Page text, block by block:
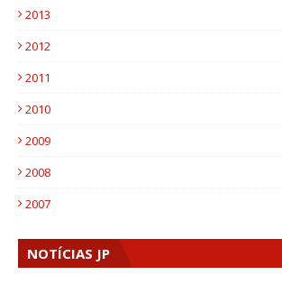
2013
2012
2011
2010
2009
2008
2007
NOTÍCIAS JP